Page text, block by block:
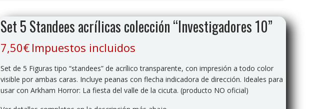
Set 5 Standees acrílicas colección “Investigadores 10”
7,50€ Impuestos incluidos
Set de 5 Figuras tipo “standees” de acrílico transparente, con impresión a todo color
visible por ambas caras. Incluye peanas con flecha indicadora de dirección. Ideales para
usar con Arkham Horror: La fiesta del valle de la cicuta. (producto NO oficial)